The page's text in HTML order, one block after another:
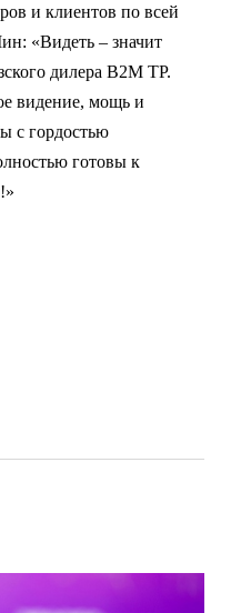
и клиентов по всей
«Видеть – значит
дилера B2M TP.
видение, мощь и
с гордостью
готовы к